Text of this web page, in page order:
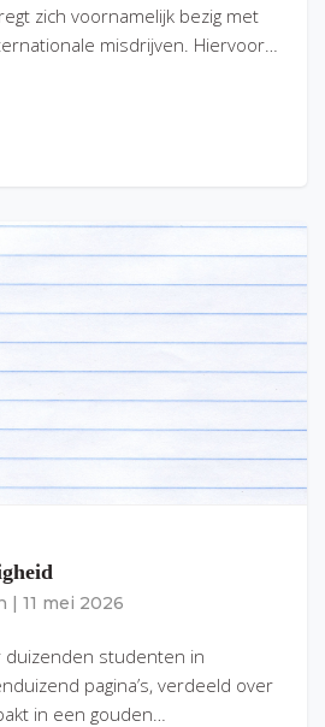
zich voornamelijk bezig met
misdrijven. Hiervoor…
11 mei 2026
duizenden studenten in
pagina’s, verdeeld over
in een gouden…